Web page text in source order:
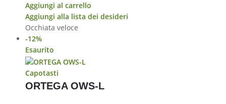
Aggiungi al carrello
Aggiungi alla lista dei desideri
Occhiata veloce
-12%
Esaurito
Capotasti
ORTEGA OWS-L